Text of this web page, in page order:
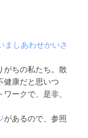
ましあわせかいさ
がちの私たち。散
健康だと思いつ
ークで、是非、
があるので、参照